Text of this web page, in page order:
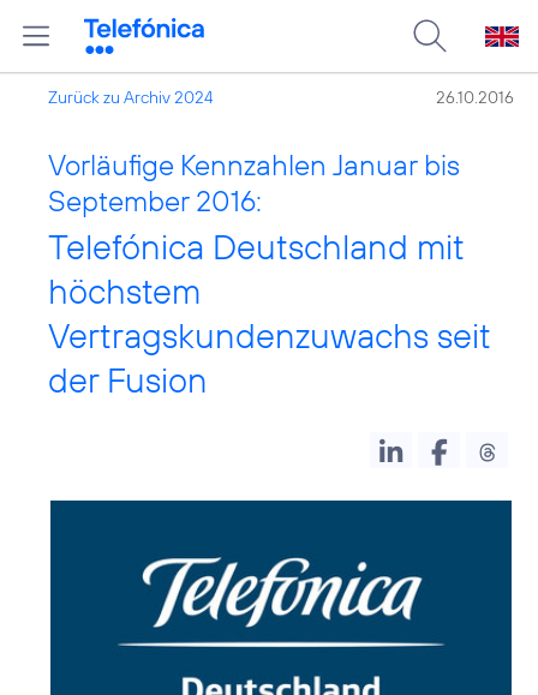
Zurück zu Archiv 2024 26.10.2016
Vorläufige Kennzahlen Januar bis
September 2016:
Telefónica Deutschland mit
höchstem
Vertragskundenzuwachs seit
der Fusion